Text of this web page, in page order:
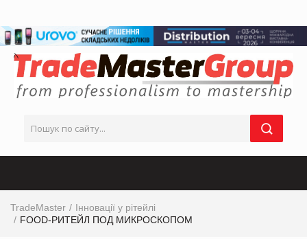
TradeMaster
Інновації у рітейлі
FOOD-РИТЕЙЛ ПОД МИКРОСКОПОМ